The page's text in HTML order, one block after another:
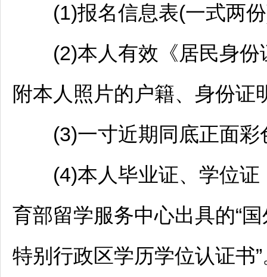
(1)报名信息表(一式两
(2)本人有效《居民身份
附本人照片的户籍、身份证
(3)一寸近期同底正面彩
(4)本人毕业证、学位证
育部留学服务中心出具的“
特别行政区学历学位认证书